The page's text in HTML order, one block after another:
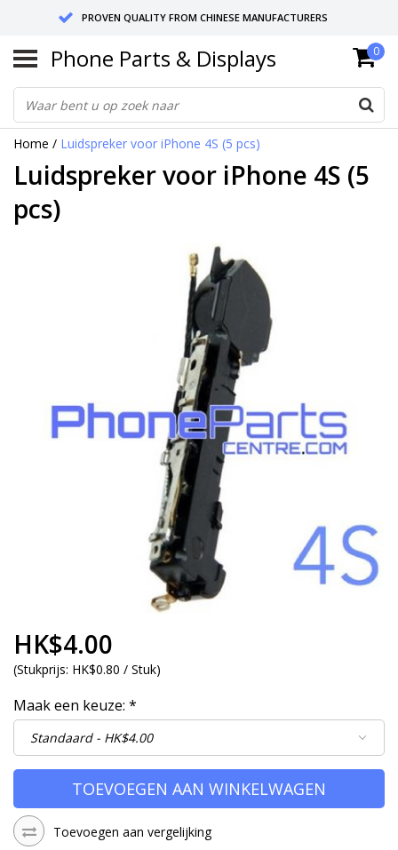
PROVEN QUALITY FROM CHINESE MANUFACTURERS
SEND RETURNS TO GERMANY OR NETHERLANDS
10 DAY SHIPPING
Phone Parts & Displays 0
Home / Luidspreker voor iPhone 4S (5 pcs)
Luidspreker voor iPhone 4S (5
pcs)
HK$4.00
(Stukprijs: HK$0.80 / Stuk)
Maak een keuze: *
TOEVOEGEN AAN WINKELWAGEN
Toevoegen aan vergelijking